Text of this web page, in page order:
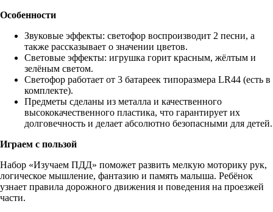
Особенности
Звуковые эффекты: светофор воспроизводит 2 песни, а
также рассказывает о значении цветов.
Световые эффекты: игрушка горит красным, жёлтым и
зелёным светом.
Светофор работает от 3 батареек типоразмера LR44 (есть в
комплекте).
Предметы сделаны из металла и качественного
высококачественного пластика, что гарантирует их
долговечность и делает абсолютно безопасными для детей.
Играем с пользой
Набор «Изучаем ПДД» поможет развить мелкую моторику рук,
логическое мышление, фантазию и память малыша. Ребёнок
узнает правила дорожного движения и поведения на проезжей
части.